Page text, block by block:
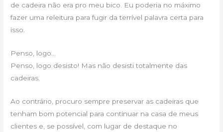
de cadeira não era pro meu bico. Eu poderia no máximo
fazer uma releitura para fugir da terrível palavra certa para
isso.
Penso, logo…
Penso, logo desisto! Mas não desisti totalmente das
cadeiras.
Ao contrário, procuro sempre preservar as cadeiras que
tenham bom potencial para continuar na casa de meus
clientes e, se possível, com lugar de destaque no